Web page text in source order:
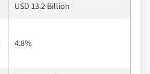
USD 13.2 Billion
4.8%